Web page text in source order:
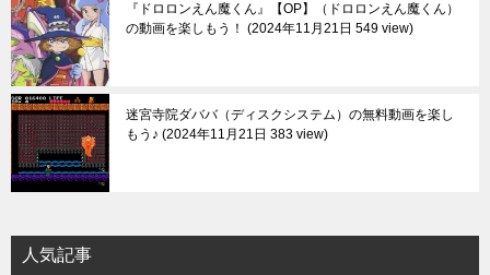
『ドロロンえん魔くん』【OP】（ドロロンえん魔くん）
の動画を楽しもう！
2024年11月21日 549 view
迷宮寺院ダババ（ディスクシステム）の無料動画を楽し
もう♪ 2024年11月21日 383 view
人気記事